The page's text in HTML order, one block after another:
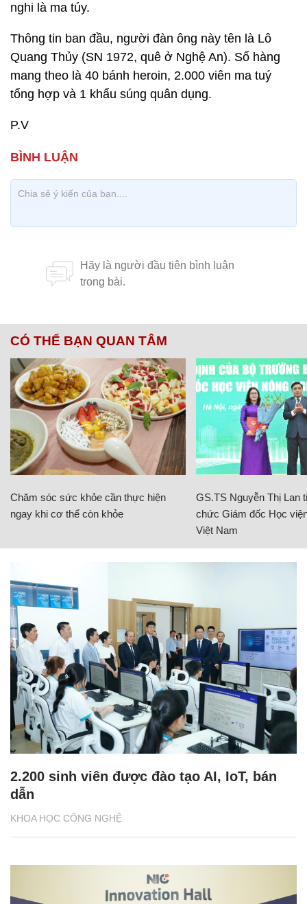
nghi là ma túy.
Thông tin ban đầu, người đàn ông này tên là Lô
Quang Thủy (SN 1972, quê ở Nghệ An). Số hàng
mang theo là 40 bánh heroin, 2.000 viên ma tuý
tổng hợp và 1 khẩu súng quân dụng.
P.V
CÓ THỂ BẠN QUAN TÂM
Chăm sóc sức khỏe cần thực hiện
ngay khi cơ thể còn khỏe
GS.TS Nguyễn Thị Lan
chức Giám đốc Học
Việt Nam
KHOA HỌC CÔNG NGHỆ
2.200 sinh viên được đào tạo AI, IoT, bán
dẫn